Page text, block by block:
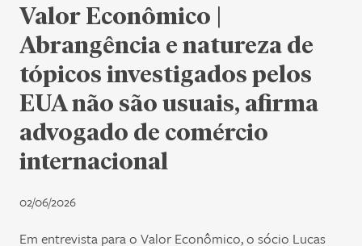
Newsletter
Valor Econômico |
Abrangência e natureza de
tópicos investigados pelos
EUA não são usuais, afirma
advogado de comércio
internacional
02/06/2026
Em entrevista para o Valor Econômico, o sócio Lucas